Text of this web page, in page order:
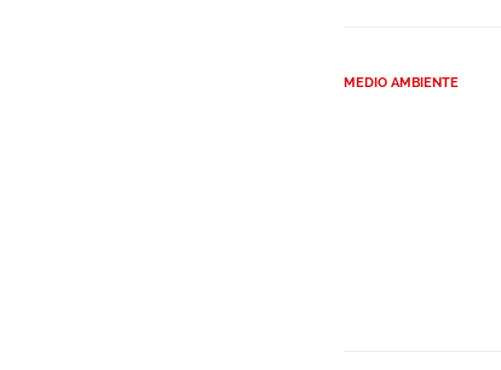
MEDIO AMBIENTE